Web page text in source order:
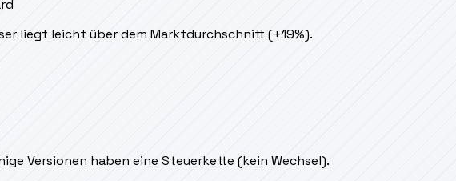
liegt leicht über dem Marktdurchschnitt (+19%).
Versionen haben eine Steuerkette (kein Wechsel).